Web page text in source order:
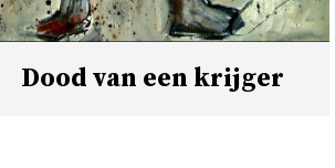
Dood van een krijger